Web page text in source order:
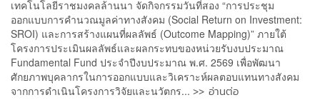
เทคโนโลยีราชมงคลล้านนา จัดกิจกรรมวันที่สอง “การประชุม
ออกแบบการคำนวณมูลค่าทางสังคม (Social Return on Investment:
SROI) และการสร้างแผนที่ผลลัพธ์ (Outcome Mapping)” ภายใต้
โครงการประเมินผลลัพธ์และผลกระทบของหน่วยรับงบประมาณ
Fundamental Fund ประจำปีงบประมาณ พ.ศ. 2569 เพื่อพัฒนา
ศักยภาพบุคลากรในการออกแบบและวิเคราะห์ผลตอบแทนทางสังคม
จากการดำเนินโครงการวิจัยและนวัตกร... >> อ่านต่อ